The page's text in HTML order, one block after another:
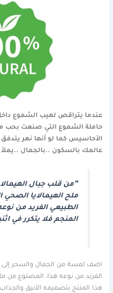
عندما يتراقص لهيب الشموع
حاملة الشموع التي صنعت بحب
الأحاسيس كما لو أنها نهر
عالمك بالسكون ..بالجمال
”من قلب جبال
ملح الهيمالايا الصحي
الطبيعي الفريد من
المنجم فلا يتكرر في
اضف لمسة من الجمال والسحر
الفريد من نوعه هذا، المصنوع من
هذا المنتج بتصميمه الأنيق